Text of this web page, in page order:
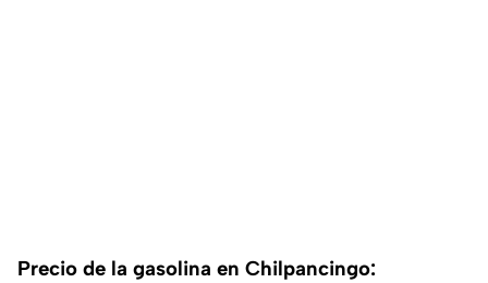
Precio de la gasolina en Chilpancingo: